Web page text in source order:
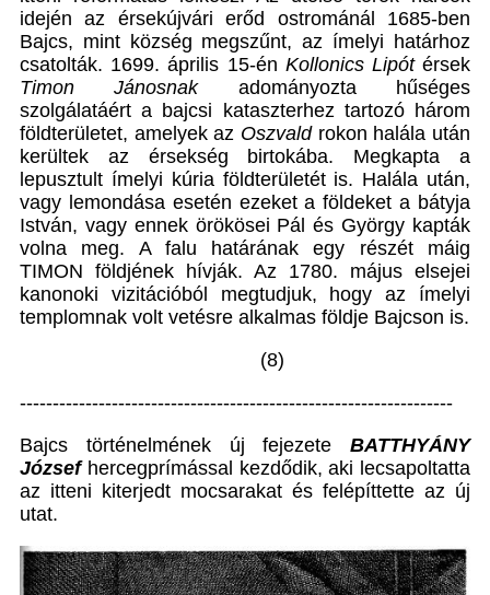
idején az érsekújvári erőd ostrománál 1685-ben
Bajcs, mint község megszűnt, az ímelyi határhoz
csatolták. 1699. április 15-én Kollonics Lipótérsek
Timon Jánosnak adományozta hűséges
szolgálatáért a bajcsi kataszterhez tartozó három
földterületet, amelyek az Oszvald rokon halála után
kerültek az érsekség birtokába. Megkapta a
lepusztult ímelyi kúria földterületét is. Halála után,
vagy lemondása esetén ezeket a földeket a bátyja
István, vagy ennek örökösei Pál és György kapták
volna meg. A falu határának egy részét máig
TIMON földjének hívják. Az 1780. május elsejei
kanonoki vizitációból megtudjuk, hogy az ímelyi
templomnak volt vetésre alkalmas földje Bajcson is.
(8)
------------------------------------------------------------------
Bajcs történelmének új fejezete
BATTHYÁNY
József hercegprímással kezdődik, aki lecsapoltatta
az itteni kiterjedt mocsarakat és felépíttette az új
utat.